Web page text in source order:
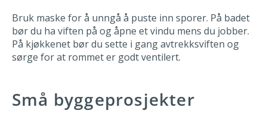
Bruk maske for å unngå å puste inn sporer. På badet
bør du ha viften på og åpne et vindu mens du jobber.
På kjøkkenet bør du sette i gang avtrekksviften og
sørge for at rommet er godt ventilert.
Små byggeprosjekter